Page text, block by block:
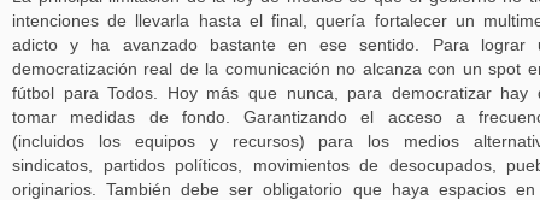
intenciones de llevarla hasta el final, quería fortalecer un
adicto y ha avanzado bastante en ese sentido. Para lograr
democratización real de la comunicación no alcanza con un spot
fútbol para Todos. Hoy más que nunca, para democratizar hay
tomar medidas de fondo. Garantizando el acceso a
(incluidos los equipos y recursos) para los medios
sindicatos, partidos políticos, movimientos de desocupados,
originarios. También debe ser obligatorio que haya espacios